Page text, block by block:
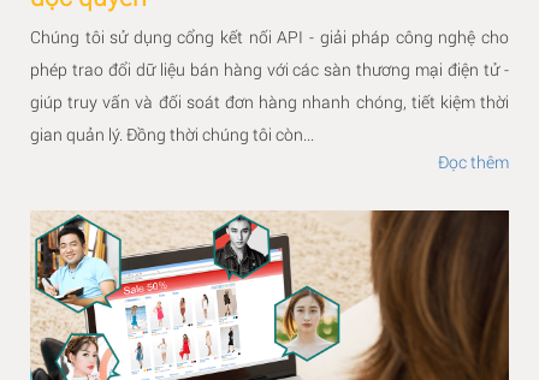
Chúng tôi sử dụng cổng kết nối API - giải pháp công nghệ cho
phép trao đổi dữ liệu bán hàng với các sàn thương mại điện tử -
giúp truy vấn và đối soát đơn hàng nhanh chóng, tiết kiệm thời
gian quản lý. Đồng thời chúng tôi còn...
Đọc thêm